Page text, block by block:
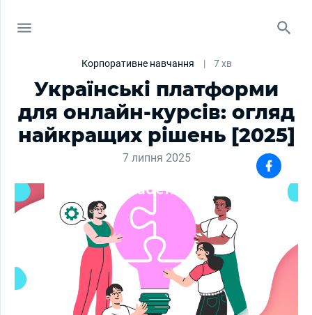
Корпоративне навчання | 7 хв
Українські платформи
для онлайн-курсів: огляд
найкращих рішень [2025]
7 липня 2025